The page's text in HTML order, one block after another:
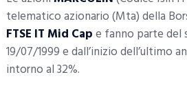
telematico azionario (Mta) della
FTSE IT Mid Cape fanno parte del
19/07/1999 e dall’inizio dell’ultimo
intorno al 32%.